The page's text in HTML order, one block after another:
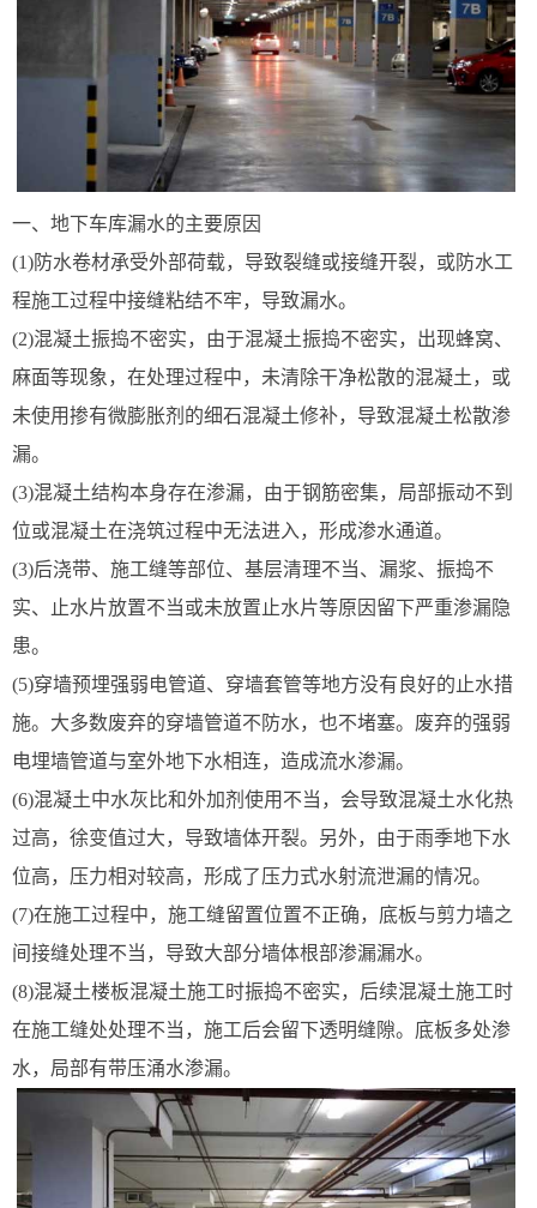
一、地下车库漏水的主要原因
(1)防水卷材承受外部荷载，导致裂缝或接缝开裂，或防水工
程施工过程中接缝粘结不牢，导致漏水。
(2)混凝土振捣不密实，由于混凝土振捣不密实，出现蜂窝、
麻面等现象，在处理过程中，未清除干净松散的混凝土，或
未使用掺有微膨胀剂的细石混凝土修补，导致混凝土松散渗
漏。
(3)混凝土结构本身存在渗漏，由于钢筋密集，局部振动不到
位或混凝土在浇筑过程中无法进入，形成渗水通道。
(3)后浇带、施工缝等部位、基层清理不当、漏浆、振捣不
实、止水片放置不当或未放置止水片等原因留下严重渗漏隐
患。
(5)穿墙预埋强弱电管道、穿墙套管等地方没有良好的止水措
施。大多数废弃的穿墙管道不防水，也不堵塞。废弃的强弱
电埋墙管道与室外地下水相连，造成流水渗漏。
(6)混凝土中水灰比和外加剂使用不当，会导致混凝土水化热
过高，徐变值过大，导致墙体开裂。另外，由于雨季地下水
位高，压力相对较高，形成了压力式水射流泄漏的情况。
(7)在施工过程中，施工缝留置位置不正确，底板与剪力墙之
间接缝处理不当，导致大部分墙体根部渗漏漏水。
(8)混凝土楼板混凝土施工时振捣不密实，后续混凝土施工时
在施工缝处处理不当，施工后会留下透明缝隙。底板多处渗
水，局部有带压涌水渗漏。